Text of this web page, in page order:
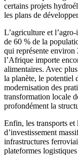
certains projets
les plans de
L’agriculture et
de 60 % de la
qui représente
l’Afrique importe
alimentaires. Avec
la planète, le potentiel
modernisation des
transformation locale
profondément la
Enfin, les transports et
d’investissement
infrastructures
plateformes